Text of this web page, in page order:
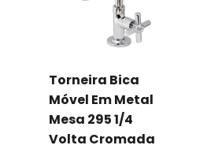
Torneira Bica
Móvel Em Metal
Mesa 295 1/4
Volta Cromada